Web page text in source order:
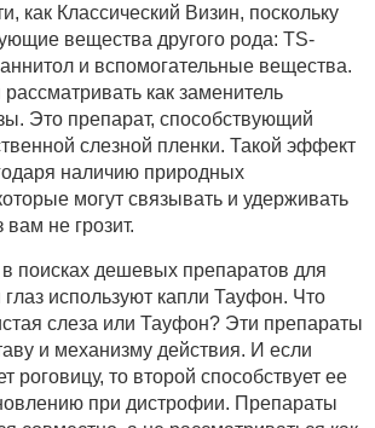
как Классический Визин, поскольку
вещества другого рода: TS-
и вспомогательные вещества.
как заменитель
Это препарат, способствующий
слезной пленки. Такой эффект
наличию природных
могут связывать и удерживать
вам не грозит.
поисках дешевых препаратов для
глаз используют капли Тауфон. Что
слеза или Тауфон? Эти препараты
и механизму действия. И если
роговицу, то второй способствует ее
при дистрофии. Препараты